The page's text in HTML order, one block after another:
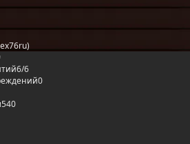
6/6
0
540